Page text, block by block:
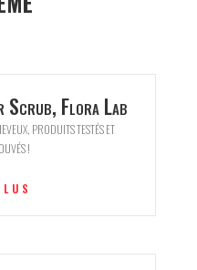
Scrub, Flora Lab
, PRODUITS TESTÉS ET
!